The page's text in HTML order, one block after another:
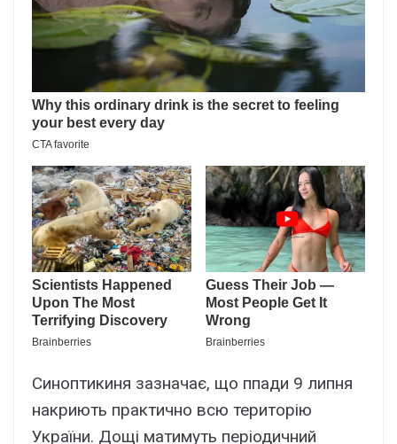
Синоптикиня зазначає, що ппади 9 липня
накриють практично всю територію
України. Дощі матимуть періодичний